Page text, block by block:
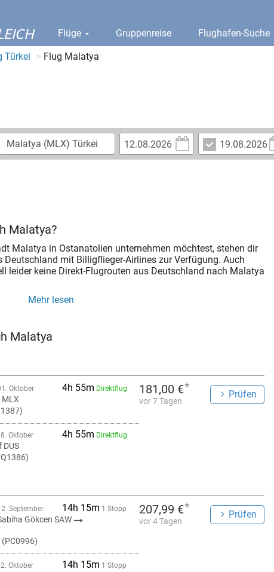
Flüge Gruppenreise Flughafen-Suche
Türkei Flug Malatya
Malatya?
Malatya in Ostanatolien unternehmen möchtest, stehen dir
Deutschland mit Billigflieger-Airlines zur Verfügung. Auch
leider keine Direkt-Flugrouten aus Deutschland nach Malatya
Mehr lesen
Malatya
Oktober 4h 55m Direktflug
Oktober 4h 55m Direktflug
DUS
181,00 €*
vor 7 Tagen
Prüfen
September 14h 15m 1 Stopp
Gökcen SAW
Oktober 14h 15m 1 Stopp
207,99 €*
vor 4 Tagen
Prüfen